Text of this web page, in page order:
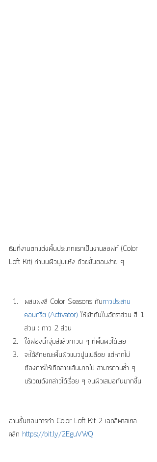
เริ่มที่งานตกแต่งพื้นประเภทแรกเป็นงานลอฟท์ (Color
Loft Kit) ทำบนผิวปูนแห้ง ด้วยขั้นตอนง่าย ๆ
ผสมผงสี Color Seasons กับกาวประสาน
คอนกรีต (Activator) ให้เข้ากันในอัตราส่วน สี 1
ส่วน : กาว 2 ส่วน
ใช้ฟองน้ำจุ่มสีแล้วทาวน ๆ ที่พื้นผิวได้เลย
จะได้ลักษณะพื้นผิวแนวปูนเปลือย แต่หากไม่
ต้องการให้เกิดลายเส้นมากไป สามารถวนซ้ำ ๆ
บริเวณดังกล่าวได้เรื่อย ๆ จนผิวเสมอกันมากขึ้น
อ่านขั้นตอนการทำ Color Loft Kit 2 เฉดสีพาสเทล
คลิก https://bit.ly/2EguVWQ